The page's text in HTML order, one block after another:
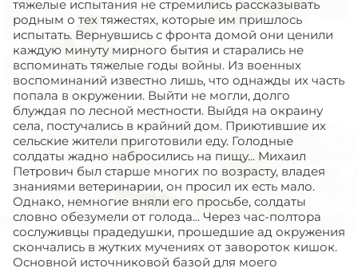
тяжелые испытания не стремились рассказывать
родным о тех тяжестях, которые им пришлось
испытать. Вернувшись с фронта домой они ценили
каждую минуту мирного бытия и старались не
вспоминать тяжелые годы войны. Из военных
воспоминаний известно лишь, что однажды их часть
попала в окружении. Выйти не могли, долго
блуждая по лесной местности. Выйдя на окраину
села, постучались в крайний дом. Приютившие их
сельские жители приготовили еду. Голодные
солдаты жадно набросились на пищу... Михаил
Петрович был старше многих по возрасту, владея
знаниями ветеринарии, он просил их есть мало.
Однако, немногие вняли его просьбе, солдаты
словно обезумели от голода... Через час-полтора
сослуживцы прадедушки, прошедшие ад окружения
скончались в жутких мучениях от завороток кишок.
Основной источниковой базой для моего